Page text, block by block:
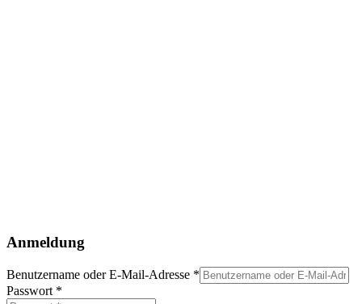
Anmeldung
Benutzername oder E-Mail-Adresse *
Passwort *